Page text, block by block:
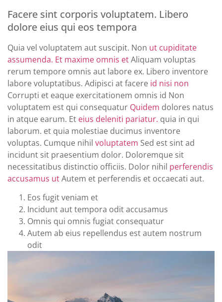
Facere sint corporis voluptatem. Libero
dolore eius qui eos tempora
Quia vel voluptatem aut suscipit. Non ut cupiditate
assumenda. Et maxime omnis etAliquam voluptas
rerum tempore omnis aut labore ex. Libero inventore
labore voluptatibus. Adipisci at facere id nisi non
Corrupti et eaque exercitationem omnis id Non
voluptatem est qui consequatur Quidem dolores natus
in atque earum. Et eius deleniti pariatur. quia in qui
laborum. et quia molestiae ducimus inventore
voluptas. Cumque nihil voluptatem Sed est sint ad
incidunt sit praesentium dolor. Doloremque sit
necessitatibus distinctio officiis. Dolor nihil perferendis
accusamus utAutem et perferendis et occaecati aut.
Eos fugit veniam et
Incidunt aut tempora odit accusamus
Omnis qui omnis fugiat consequatur
Autem ab eius repellendus est autem nostrum
odit